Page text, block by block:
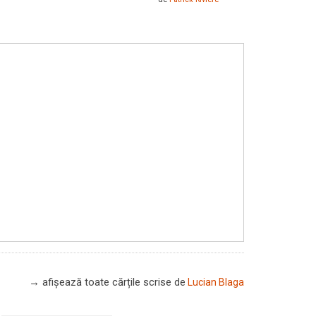
→ afișează toate cărțile scrise de Lucian Blaga